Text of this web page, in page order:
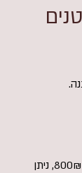
המחיר ההתחלתי לערכה הינו 800₪, ניתן